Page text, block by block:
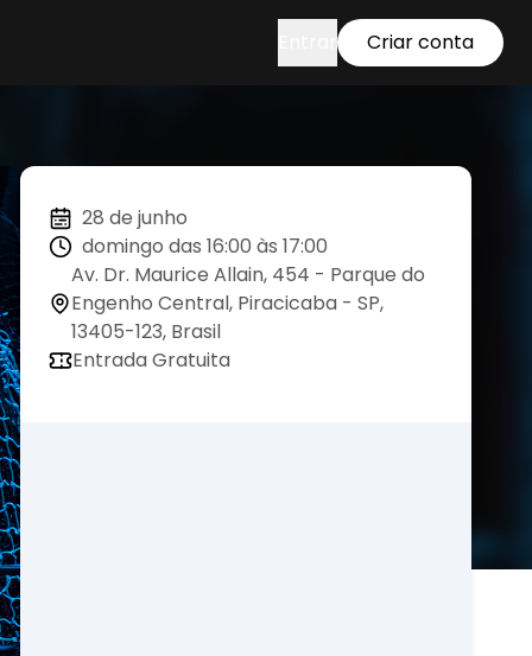
Criar conta
28 de junho
domingo das 16:00 às 17:00
Av. Dr. Maurice Allain, 454 - Parque do
Engenho Central, Piracicaba - SP,
13405-123, Brasil
Entrada Gratuita